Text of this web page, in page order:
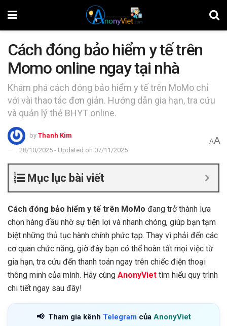
Cách đóng bảo hiểm y tế trên
Momo online ngay tại nhà
Khám phá cách đóng bảo hiểm y tế trên MoMo chỉ
với vài thao tác đơn giản. Hướng dẫn gia hạn, tra cứu
và quản lý thẻ BHYT online.
by Thanh Kim
28/10/2025 - Updated on 07/11/2025
AA
Mục lục bài viết
Cách đóng bảo hiểm y tế trên MoMo đang trở thành lựa
chọn hàng đầu nhờ sự tiện lợi và nhanh chóng, giúp bạn tạm
biệt những thủ tục hành chính phức tạp. Thay vì phải đến các
cơ quan chức năng, giờ đây bạn có thể hoàn tất mọi việc từ
gia hạn, tra cứu đến thanh toán ngay trên chiếc điện thoại
thông minh của mình. Hãy cùng AnonyViet tìm hiểu quy trình
chi tiết ngay sau đây!
📢 Tham gia kênh Telegram của AnonyViet